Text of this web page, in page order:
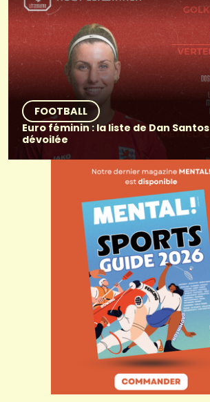
FOOTBALL
Euro féminin : la liste de Dan Santos
dévoilée